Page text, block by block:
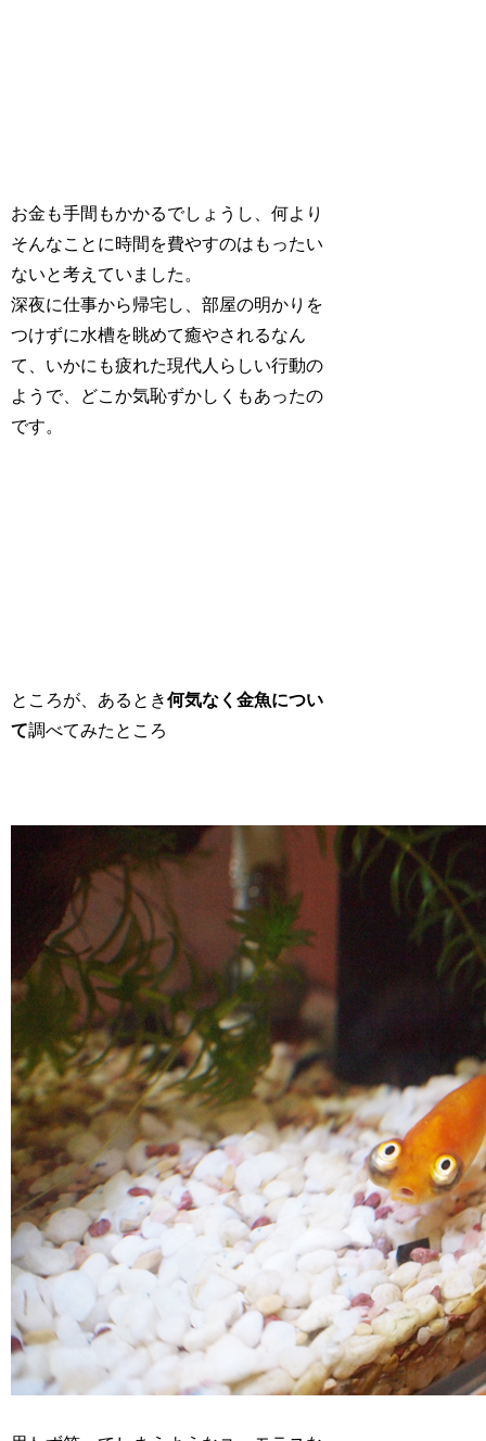
お金も手間もかかるでしょうし、何より
そんなことに時間を費やすのはもったい
ないと考えていました。
深夜に仕事から帰宅し、部屋の明かりを
つけずに水槽を眺めて癒やされるなん
て、いかにも疲れた現代人らしい行動の
ようで、どこか気恥ずかしくもあったの
です。
ところが、あるとき何気なく金魚につい
て調べてみたところ